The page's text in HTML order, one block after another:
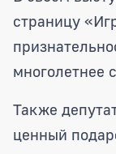
страницу
многолетнее
Также
ценный